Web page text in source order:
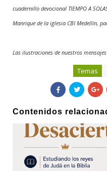
cuadernillo devocional TIEMPO A
Manrique de la iglesia CBI Medellín,
Las ilustraciones de nuestros
Temas
Contenidos